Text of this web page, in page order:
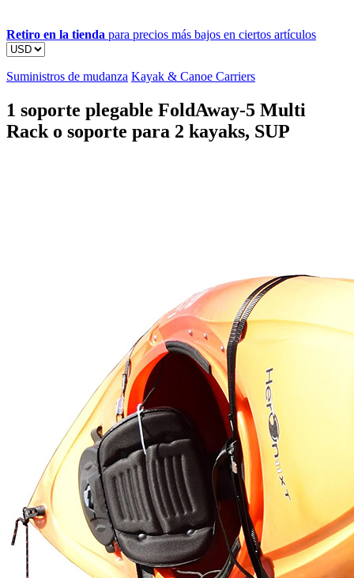
Retiro en la tienda para precios más bajos en ciertos artículos
Suministros de mudanza Kayak & Canoe Carriers
1 soporte plegable FoldAway-5 Multi
Rack o soporte para 2 kayaks, SUP